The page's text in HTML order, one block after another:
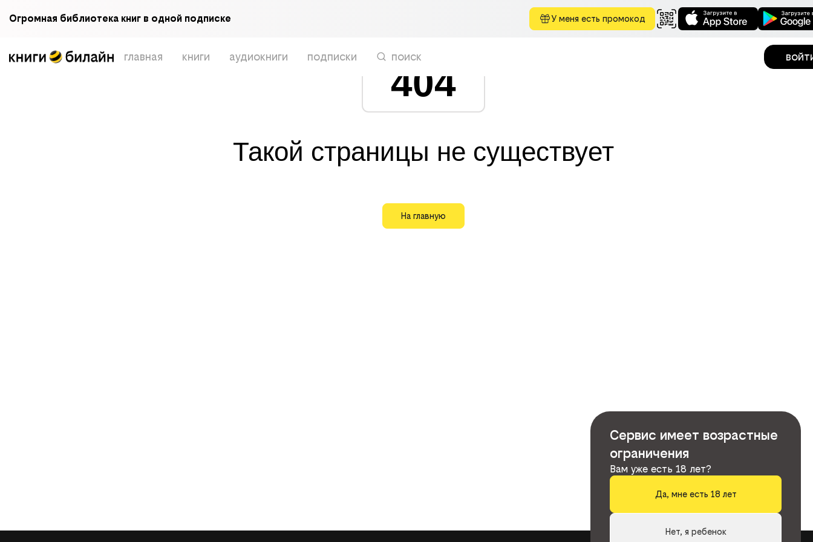
Огромная библиотека книг в одной подписке У меня есть промокод
главная книги аудиокниги подписки поиск
404
Такой страницы не существует
На главную
Сервис имеет возрастные
ограничения
Вам уже есть 18 лет?
Да, мне есть 18 лет
Нет, я ребенок